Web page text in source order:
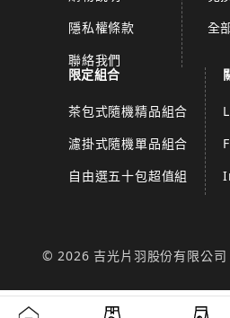
隱私權條款
聯絡我們
全
限定組合
茶包式隨機精品組合
濾掛式隨機單品組合
自由選五十包超值組
© 2026 吉光片羽股份有限公